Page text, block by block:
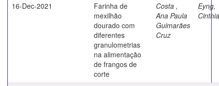
16-Dec-2021
Farinha de
mexilhão
dourado com
diferentes
granulometrias
na alimentação
de frangos de
corte
Costa ,
Ana Paula
Guimarães
Cruz
Eyng,
Cinthia